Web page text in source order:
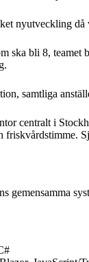
nyutveckling då
ska bli 8,
samtliga
centralt i
gemensamma